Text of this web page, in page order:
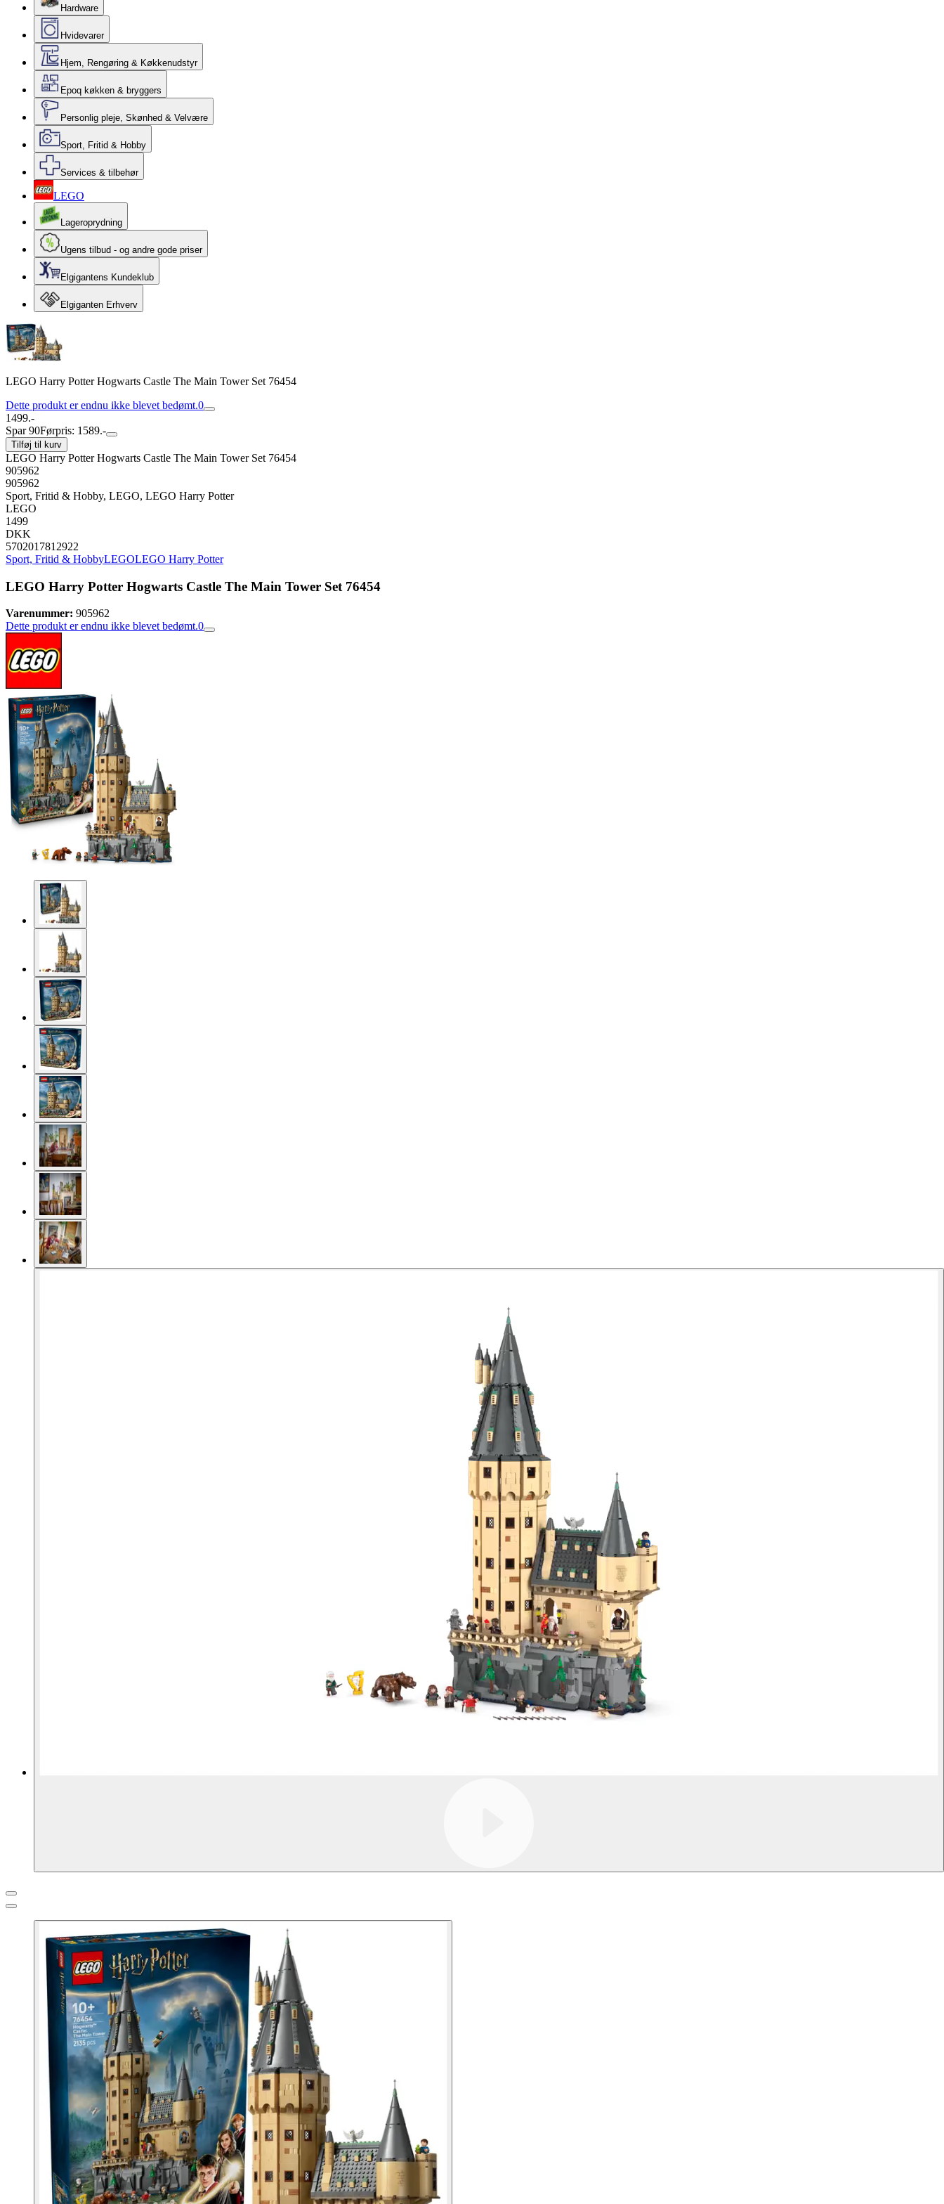
Hardware
Hvidevarer
Hjem, Rengøring & Køkkenudstyr
Epoq køkken & bryggers
Personlig pleje, Skønhed & Velvære
Sport, Fritid & Hobby
Services & tilbehør
LEGO
Lageroprydning
Ugens tilbud - og andre gode priser
Elgigantens Kundeklub
Elgiganten Erhverv
LEGO Harry Potter Hogwarts Castle The Main Tower Set 76454
Dette produkt er endnu ikke blevet bedømt.0
1499.-
Spar 90Førpris: 1589.-
Tilføj til kurv
LEGO Harry Potter Hogwarts Castle The Main Tower Set 76454
905962
905962
Sport, Fritid & Hobby, LEGO, LEGO Harry Potter
LEGO
1499
DKK
5702017812922
Sport, Fritid & HobbyLEGOLEGO Harry Potter
LEGO Harry Potter Hogwarts Castle The Main Tower Set 76454
Varenummer: 905962
Dette produkt er endnu ikke blevet bedømt.0